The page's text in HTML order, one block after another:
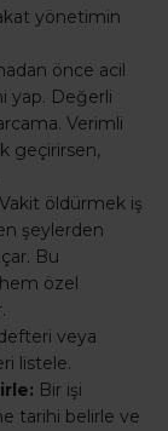
yönetimin
önce acil
yap. Değerli
Verimli
geçirirsen,
Vakit öldürmek iş
şeylerden
Bu
özel
veya
listele.
Bir işi
tarihi belirle ve